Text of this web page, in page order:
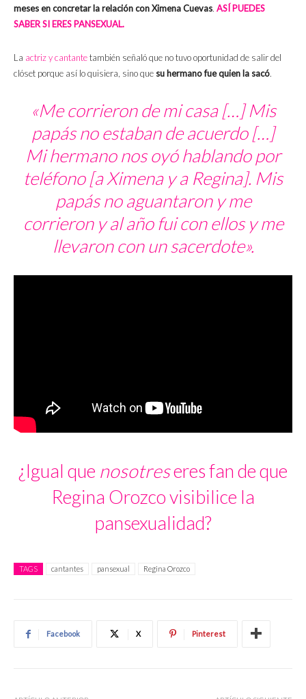
meses en concretar la relación con Ximena Cuevas. ASÍ PUEDES
SABER SI ERES PANSEXUAL.
La actriz y cantantetambién señaló que no tuvo oportunidad de salir del
clóset porque así lo quisiera, sino que su hermano fue quien la sacó.
«Me corrieron de mi casa […] Mis
papás no estaban de acuerdo […]
Mi hermano nos oyó hablando por
teléfono [a Ximena y a Regina]. Mis
papás no aguantaron y me
corrieron y al año fui con ellos y me
llevaron con un sacerdote».
¿Igual que nosotreseres fan de que
Regina Orozco visibilice la
pansexualidad?
TAGS cantantes pansexual Regina Orozco
Facebook X Pinterest